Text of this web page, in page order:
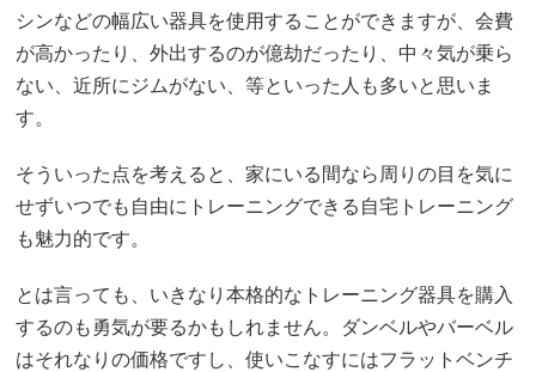
シンなどの幅広い器具を使用することができますが、会費
が高かったり、外出するのが億劫だったり、中々気が乗ら
ない、近所にジムがない、等といった人も多いと思いま
す。
そういった点を考えると、家にいる間なら周りの目を気に
せずいつでも自由にトレーニングできる自宅トレーニング
も魅力的です。
とは言っても、いきなり本格的なトレーニング器具を購入
するのも勇気が要るかもしれません。ダンベルやバーベル
はそれなりの価格ですし、使いこなすにはフラットベンチ